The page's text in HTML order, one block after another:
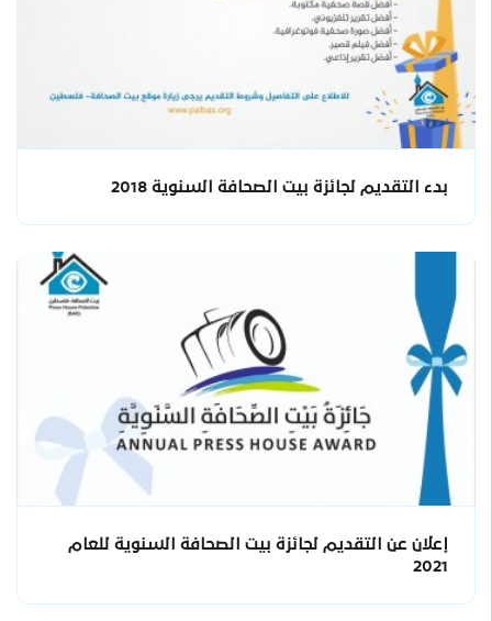
بدء التقديم لجائزة بيت الصحافة السنوية 2018
إعلان عن التقديم لجائزة بيت الصحافة السنوية للعام
2021